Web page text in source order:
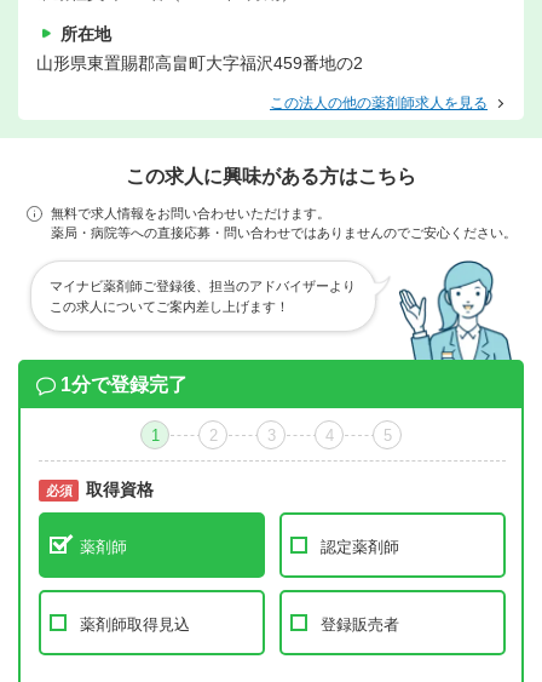
所在地
山形県東置賜郡高畠町大字福沢459番地の2
この法人の他の薬剤師求人を見る
この求人に興味がある方はこちら
無料で求人情報をお問い合わせいただけます。
薬局・病院等への直接応募・問い合わせではありませんのでご安心ください。
マイナビ薬剤師ご登録後、担当のアドバイザーより
この求人についてご案内差し上げます！
1分で登録完了
1 2 3 4 5
必須 取得資格
薬剤師 認定薬剤師
薬剤師取得見込 登録販売者